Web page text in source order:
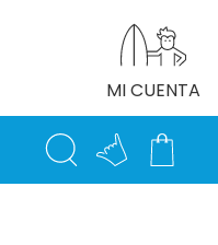
MI CUENTA